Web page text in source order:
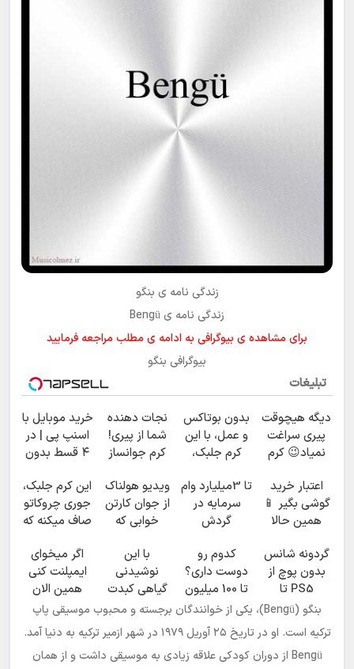
زندگی نامه ی بنگو
زندگی نامه یBengü
برای مشاهده ی بیوگرافی به ادامه ی مطلب مراجعه فرمایید
بیوگرافی بنگو
تبلیغات
دیگه هیچوقت
پیری سراغت
نمیاد😉 کرم
گیاهی👈🏻
45%تخفیف
بدون بوتاکس
و عمل، با این
کرم جلبک،
جوان کن
نجات دهنده
شما از پیری!
کرم جوانساز
خرید موبایل با
اسنپ پی | در
۴ قسط بدون
اعتبار خرید
گوشی بگیر 📱
همین حالا
اعتبار بده 🎯
تا 3میلیارد وام
سرمایه در
گردش
فروشگاهت رو
ثبت کن
ویدیو هولناک
از جوان کارتن
خوابی که
آموزش رایگان
این کرم جلبک،
جوری چروکاتو
صاف میکنه که
کردی!(تخفیف
ویژه)
گردونه شانس
بدون پوچ از
PS5 تا
آیفون17 و بیت
کوین 🔥
کدوم رو
دوست داری؟
تا 100 میلیون
اعتبار بگیر و
قسطی بخر ✅
با این
نوشیدنی
گیاهی کبدت
همیشه
پرقدرته55%تخفیف
اگر میخوای
ایمپلنت کنی
همین الان
وقتشه | فقط با
۲۵ میلیون
تومان!!!
بنگو (Bengü)، یکی از خوانندگان برجسته و محبوب موسیقی پاپ
ترکیه است. او در تاریخ ۲۵ آوریل ۱۹۷۹ در شهر ازمیر ترکیه به دنیا آمد.
Bengü از دوران کودکی علاقه زیادی به موسیقی داشت و از همان